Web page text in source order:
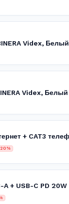
Videx,
Videx,
+ CAT3
+ USB-C PD